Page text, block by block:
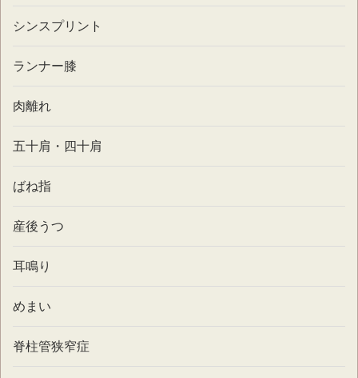
シンスプリント
ランナー膝
肉離れ
五十肩・四十肩
ばね指
産後うつ
耳鳴り
めまい
脊柱管狭窄症